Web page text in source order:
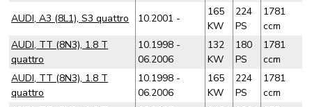
AUDI, A3 (8L1), S3 quattro
10.2001 -
165
KW
224
PS
1781
ccm
AUDI, TT (8N3), 1.8 T
quattro
10.1998 -
06.2006
132
KW
180
PS
1781
ccm
AUDI, TT (8N3), 1.8 T
quattro
10.1998 -
06.2006
165
KW
224
PS
1781
ccm